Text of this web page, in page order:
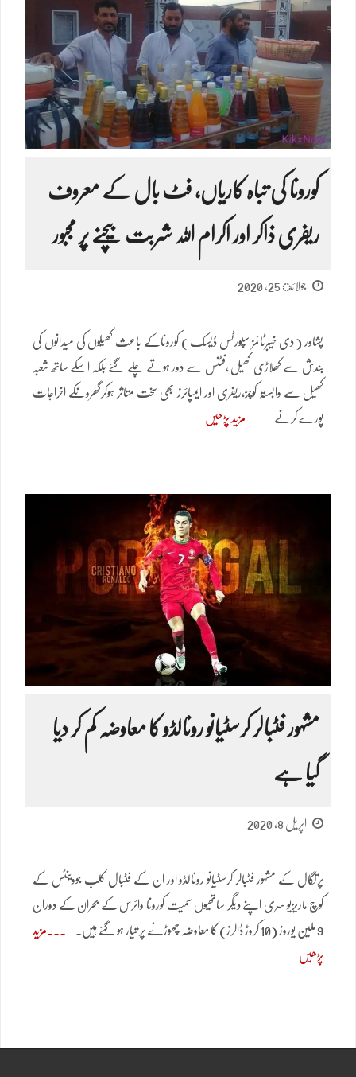
کورونا کی تباہ کاریاں، فٹ بال کے معروف
ریفری ذاکر اور اکرام اللہ شربت بیچنے پر مجبور
جولائ 25, 2020
پشاور ( دی خیبرٹائمز سپورٹس ڈیسک ) کوروناکے باعث کھیلوں کی میدانوں کی
بندش سے کھلاڑی کھیل ،فٹنس سے دور ہوتے چلے گئے بلکہ اسکے ساتھ شعبہ
کھیل سے وابستہ کوچز،ریفری اور ایمپائرز بھی سخت متاثر ہوکرگھروںکے اخراجات
پورے کرنے مزید پڑھیں
مشہور فٹبالر کرسٹیانو رونالڈو کا معاوضہ کم کر دیا
گیا ہے
اپریل 8, 2020
پرتگال کے مشہور فٹبالر کرسٹیانو رونالڈو اور ان کے فٹبال کلب جووینٹس کے
کوچ ماریزیو سری اپنے دیگر ساتھیوں سمیت کورونا وائرس کے بحران کے دوران
9 ملین یوروز (10 کروڑ ڈالرز) کا معاوضہ چھوڑنے پر تیار ہو گئے ہیں۔ مزید
پڑھیں